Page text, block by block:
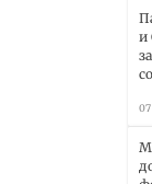
и
07